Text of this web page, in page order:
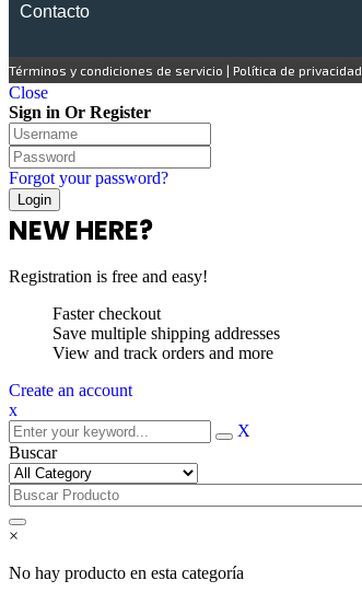
Contacto
Términos y condiciones de servicio | Política de privacidad
Close
Sign in Or Register
Forgot your password?
NEW HERE?
Registration is free and easy!
Faster checkout
Save multiple shipping addresses
View and track orders and more
Create an account
x
X
Buscar
×
No hay producto en esta categoría